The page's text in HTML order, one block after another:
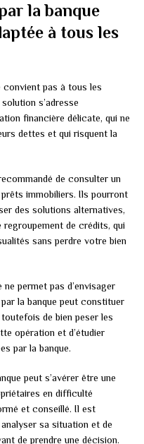
la banque
à tous les
convient pas à tous les
s’adresse
financière délicate, qui ne
dettes et qui risquent la
de consulter un
immobiliers. Ils pourront
des solutions alternatives,
de crédits, qui
sans perdre votre bien
permet pas d’envisager
la banque peut constituer
de bien peser les
opération et d’étudier
par la banque.
peut s’avérer être une
en difficulté
et conseillé. Il est
sa situation et de
de prendre une décision.